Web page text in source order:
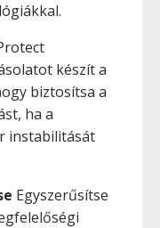
készít a
biztosítsa a
ha a
instabilitását
Egyszerűsítse